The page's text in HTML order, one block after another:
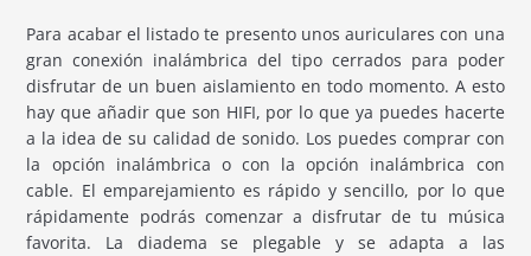
Para acabar el listado te presento unos auriculares con una
gran conexión inalámbrica del tipo cerrados para poder
disfrutar de un buen aislamiento en todo momento. A esto
hay que añadir que son HIFI, por lo que ya puedes hacerte
a la idea de su calidad de sonido. Los puedes comprar con
la opción inalámbrica o con la opción inalámbrica con
cable. El emparejamiento es rápido y sencillo, por lo que
rápidamente podrás comenzar a disfrutar de tu música
favorita. La diadema se plegable y se adapta a las